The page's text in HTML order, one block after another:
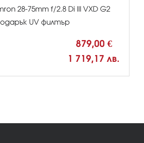
28-75mm f/2.8 Di III VXD G2
UV филтър
879,00 €
1 719,17 лв.